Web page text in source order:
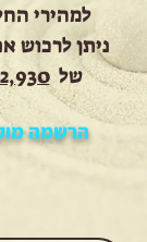
למהירי
ניתן לרכוש
של 2,930
הרשמה